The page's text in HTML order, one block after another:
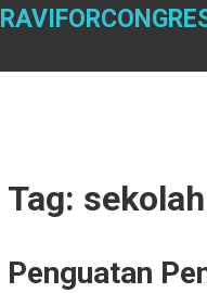
Skip
Tag:
Penguatan